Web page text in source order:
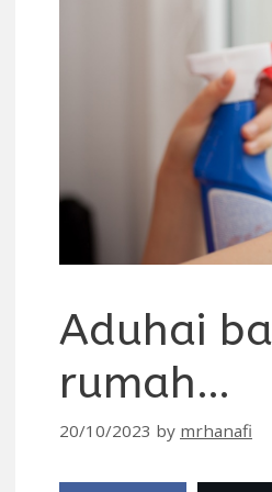
Aduhai
rumah…
20/10/2023 by mrhanafi